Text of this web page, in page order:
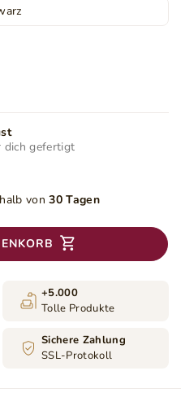
dich gefertigt
von 30 Tagen
+5.000
Tolle Produkte
Sichere Zahlung
SSL-Protokoll